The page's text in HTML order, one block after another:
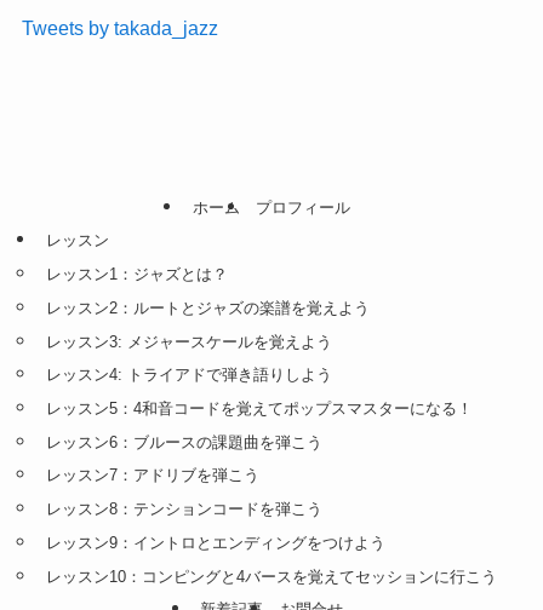
Tweets by takada_jazz
ホーム
プロフィール
レッスン
レッスン1：ジャズとは？
レッスン2：ルートとジャズの楽譜を覚えよう
レッスン3: メジャースケールを覚えよう
レッスン4: トライアドで弾き語りしよう
レッスン5：4和音コードを覚えてポップスマスターになる！
レッスン6：ブルースの課題曲を弾こう
レッスン7：アドリブを弾こう
レッスン8：テンションコードを弾こう
レッスン9：イントロとエンディングをつけよう
レッスン10：コンピングと4バースを覚えてセッションに行こう